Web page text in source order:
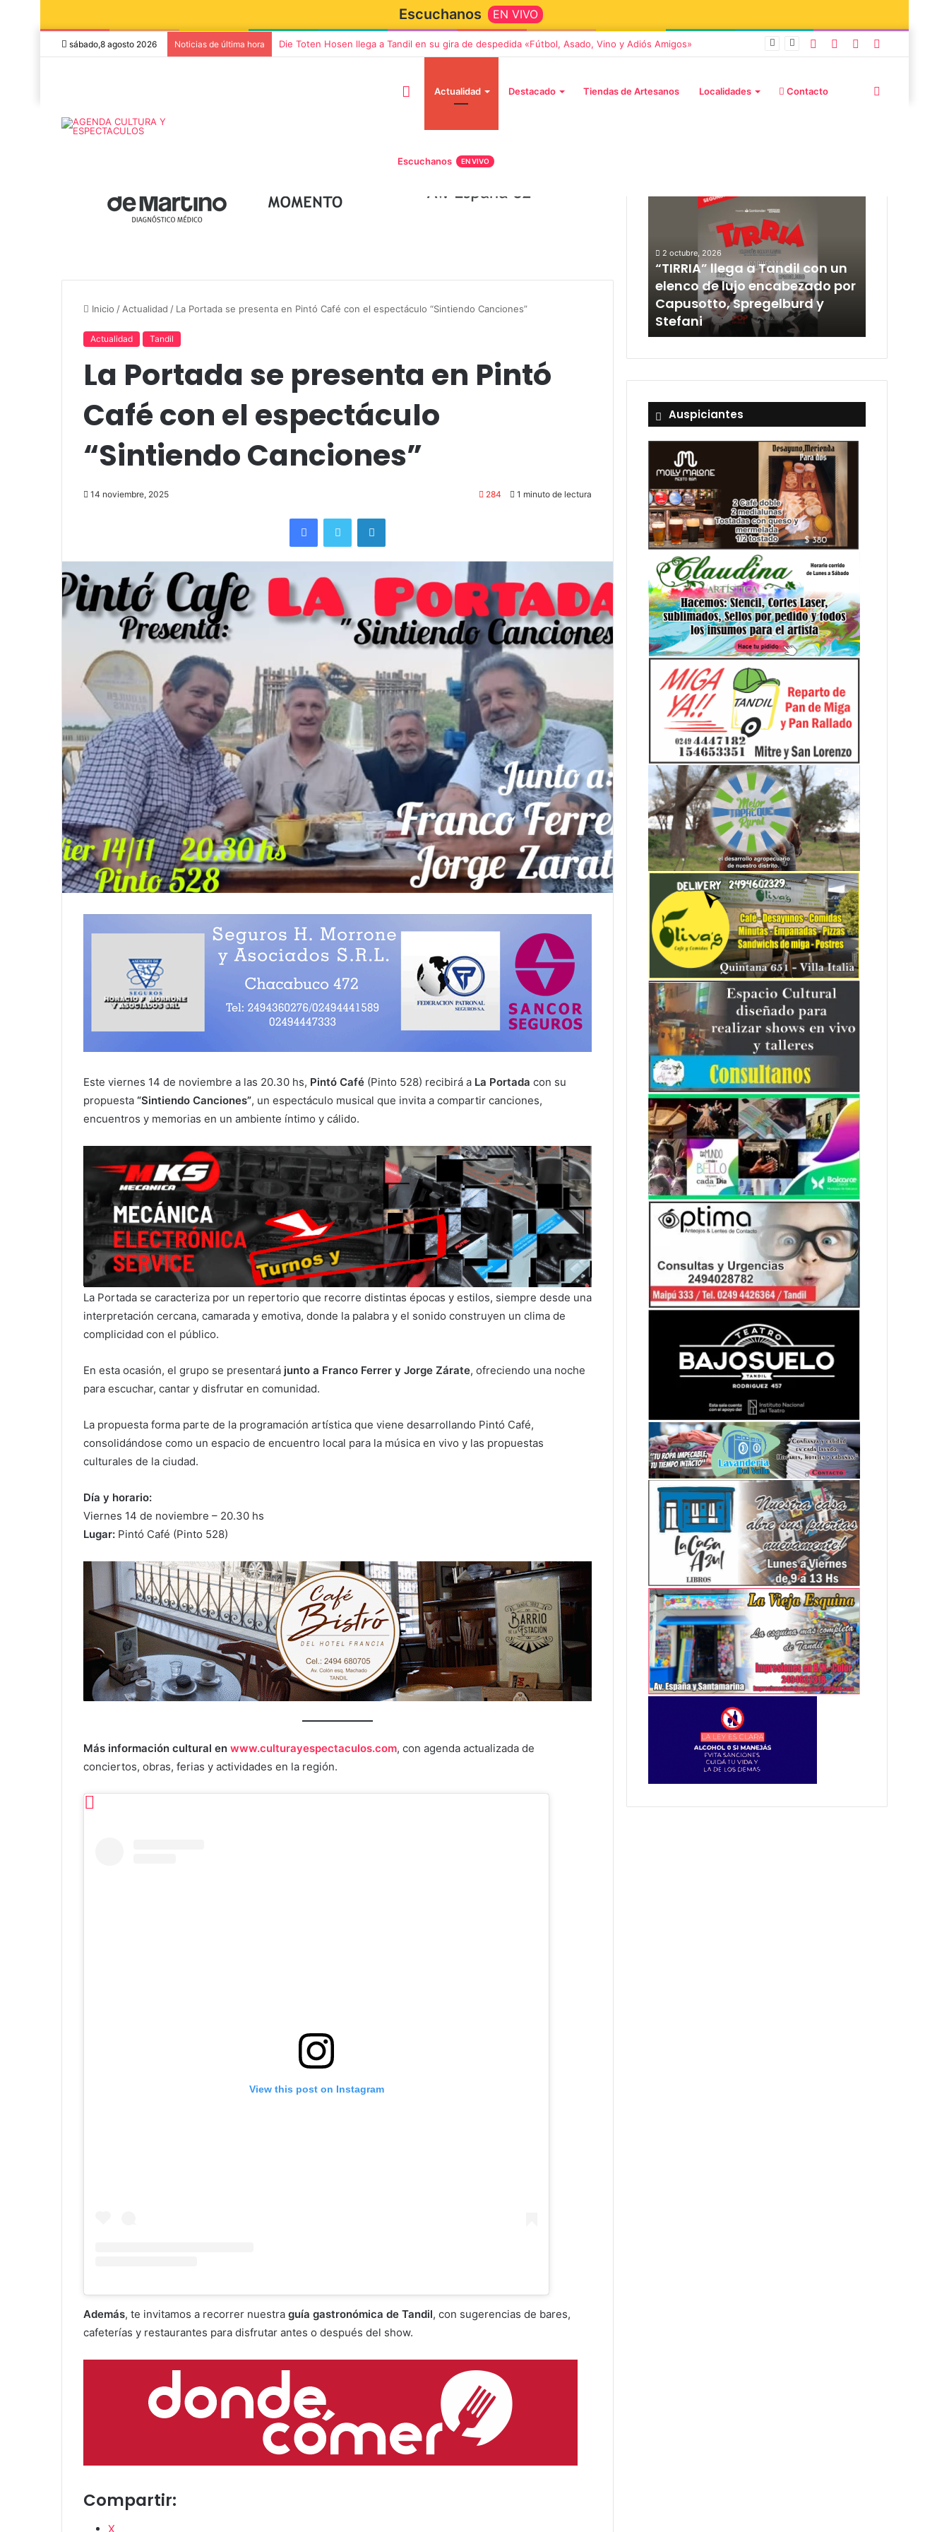
Escuchanos EN VIVO
sábado,8 agosto 2026 Noticias de última hora Die Toten Hosen llega a Tandil en su gira de despedida «Fútbol, Asado, Vino y Adiós Amigos»
Actualidad Destacado Tiendas de Artesanos Localidades Contacto
Escuchanos EN VIVO
Inicio / Actualidad / La Portada se presenta en Pintó Café con el espectáculo “Sintiendo Canciones”
Actualidad Tandil
La Portada se presenta en Pintó
Café con el espectáculo
“Sintiendo Canciones”
14 noviembre, 2025 284 1 minuto de lectura
Este viernes 14 de noviembre a las 20.30 hs, Pintó Café (Pinto 528) recibirá a La Portada con su
propuesta “Sintiendo Canciones”, un espectáculo musical que invita a compartir canciones,
encuentros y memorias en un ambiente íntimo y cálido.
La Portada se caracteriza por un repertorio que recorre distintas épocas y estilos, siempre desde una
interpretación cercana, camarada y emotiva, donde la palabra y el sonido construyen un clima de
complicidad con el público.
En esta ocasión, el grupo se presentará junto a Franco Ferrer y Jorge Zárate, ofreciendo una noche
para escuchar, cantar y disfrutar en comunidad.
La propuesta forma parte de la programación artística que viene desarrollando Pintó Café,
consolidándose como un espacio de encuentro local para la música en vivo y las propuestas
culturales de la ciudad.
Día y horario:
Viernes 14 de noviembre – 20.30 hs
Lugar: Pintó Café (Pinto 528)
Más información cultural en www.culturayespectaculos.com, con agenda actualizada de
conciertos, obras, ferias y actividades en la región.
View this post on Instagram
Además, te invitamos a recorrer nuestra guía gastronómica de Tandil, con sugerencias de bares,
cafeterías y restaurantes para disfrutar antes o después del show.
Compartir:
X
Miguel Ángel Solá y Mercedes
Funes llegan a Azul con la obra
Sonares presentará «Noel», un
concierto de Navidad con dos
en su gira de despedida
«Fútbol, Asado, Vino y Adiós
2 octubre, 2026
“TIRRIA” llega a Tandil con un
elenco de lujo encabezado por
Capusotto, Spregelburd y
Stefani
Auspiciantes